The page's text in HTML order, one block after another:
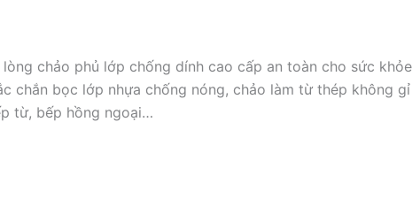
chảo phủ lớp chống dính cao cấp an toàn cho sức khỏe
chắn bọc lớp nhựa chống nóng, chảo làm từ thép không gỉ
từ, bếp hồng ngoại…